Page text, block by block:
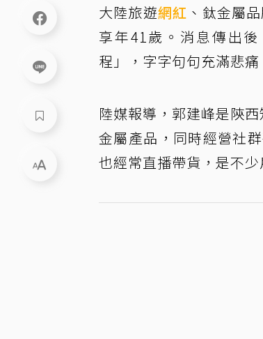
大陸旅遊網紅 、鈦金屬
享年41歲。消息傳出
程」，字字句句充滿悲
陸媒報導，郭建峰是陝
金屬產品，同時經營社
也經常直播帶貨，是不